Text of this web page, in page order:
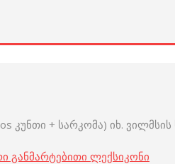
კუნთი + სარკომა) იხ. ვილმსის
განმარტებითი ლექსიკონი